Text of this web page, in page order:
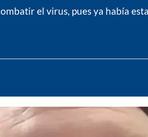
el virus, pues ya había